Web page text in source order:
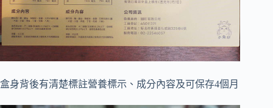
盒身背後有清楚標註營養標示、成分內容及可保存4個月